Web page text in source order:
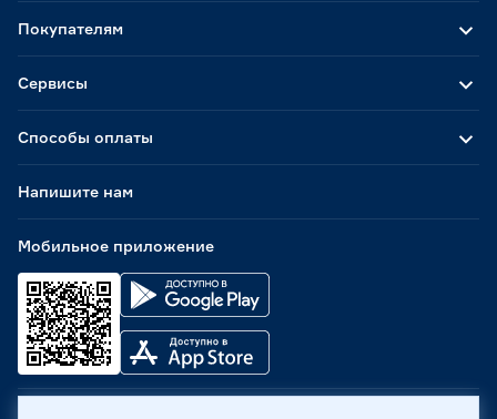
Способы оплаты
Мобильное приложение
Покупателям
Сервисы
Напишите нам